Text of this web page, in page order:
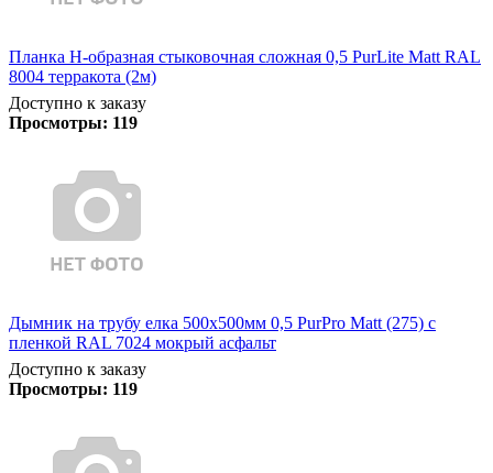
Планка Н-образная стыковочная сложная 0,5 PurLite Matt RAL
8004 терракота (2м)
Доступно к заказу
Просмотры: 119
Дымник на трубу елка 500х500мм 0,5 PurPro Matt (275) с
пленкой RAL 7024 мокрый асфальт
Доступно к заказу
Просмотры: 119